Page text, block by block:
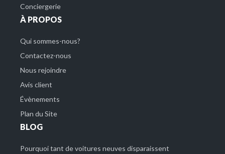
Conciergerie
À PROPOS
Qui sommes-nous?
Contactez-nous
Nous rejoindre
Avis client
Évènements
Plan du Site
BLOG
Pourquoi tant de voitures neuves disparaissent